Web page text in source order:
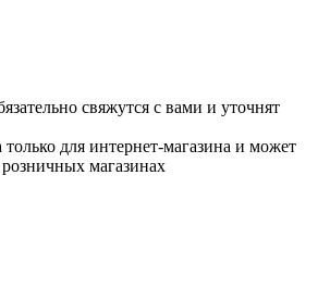
свяжутся с вами и уточнят
для интернет-магазина и может
магазинах